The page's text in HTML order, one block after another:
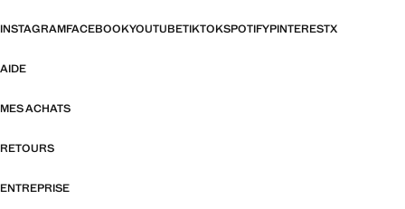
INSTAGRAMFACEBOOKYOUTUBETIKTOKSPOTIFYPINTERESTX
AIDE
MES ACHATS
RETOURS
ENTREPRISE